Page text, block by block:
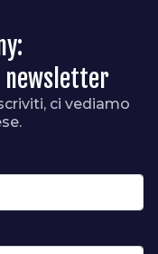
newsletter
ci vediamo